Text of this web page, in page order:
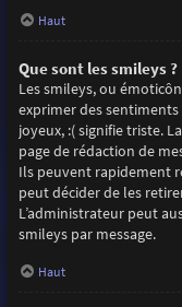
Haut
Que sont les smileys ?
Les smileys, ou
exprimer des sentiments
joyeux, :( signifie triste.
page de rédaction de
Ils peuvent rapidement
peut décider de les
L’administrateur peut
smileys par message.
Haut